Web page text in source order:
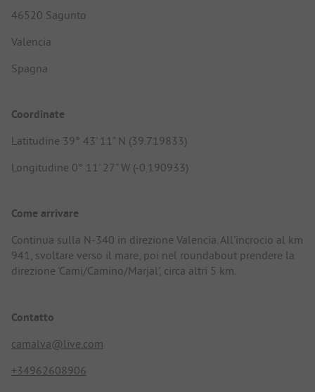
46520 Sagunto
Valencia
Spagna
Coordinate
Latitudine 39° 43' 11" N (39.719833)
Longitudine 0° 11' 27" W (-0.190933)
Come arrivare
Continua sulla N-340 in direzione Valencia. All'incrocio al km
941, svoltare verso il mare, poi nel roundabout prendere la
direzione 'Cami/Camino/Marjal', circa altri 5 km.
Contatto
camalva@live.com
+34962608906